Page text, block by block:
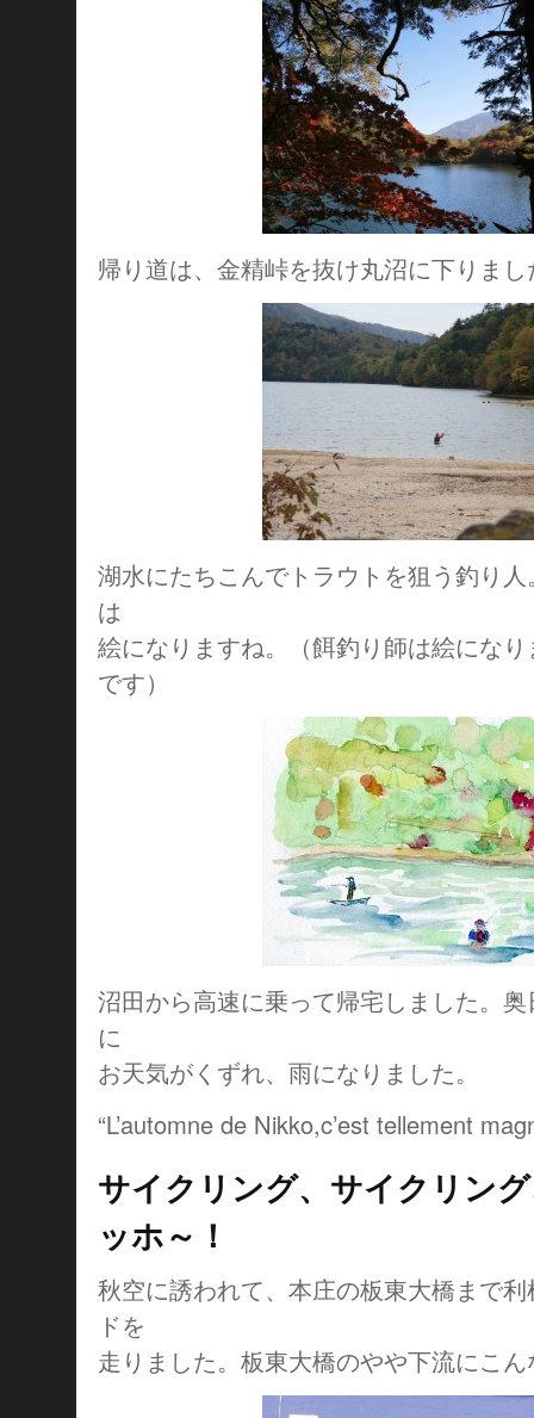
帰り道は、金精峠を抜け丸沼に下りまし
湖水にたちこんでトラウトを狙う釣り
は
絵になりますね。（餌釣り師は絵にな
です）
沼田から高速に乗って帰宅しました。
に
お天気がくずれ、雨になりました。
“L’automne de Nikko,c’est tellement
サイクリング、サイクリン
ッホ～！
秋空に誘われて、本庄の板東大橋まで
ドを
走りました。板東大橋のやや下流にこ